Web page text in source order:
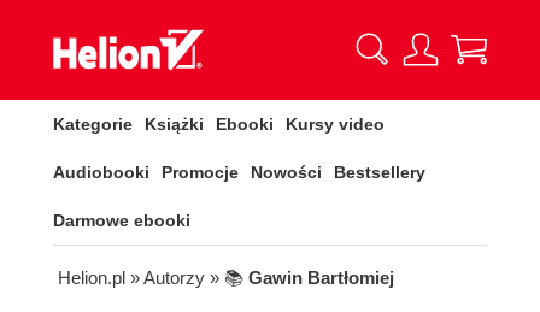
Kategorie Książki Ebooki Kursy video
Audiobooki Promocje Nowości Bestsellery
Darmowe ebooki
Helion.pl » Autorzy » 📚 Gawin Bartłomiej